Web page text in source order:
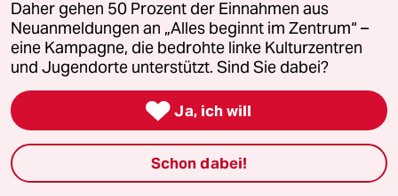
Basketballfreunden zustande gekommen,
sondern als Nationalmannschaft. Und es ist
doch schön, wenn Menschen hierzulande sich
mit dieser Gruppe identifizieren und unser
Land von ihr repräsentiert wird.
Dirk Sommer
Daher gehen 50 Prozent der Einnahmen aus
Neuanmeldungen an „Alles beginnt im Zentrum“ –
eine Kampagne, die bedrohte linke Kulturzentren
und Jugendorte unterstützt. Sind Sie dabei?
 Ja, ich will
Schon dabei!